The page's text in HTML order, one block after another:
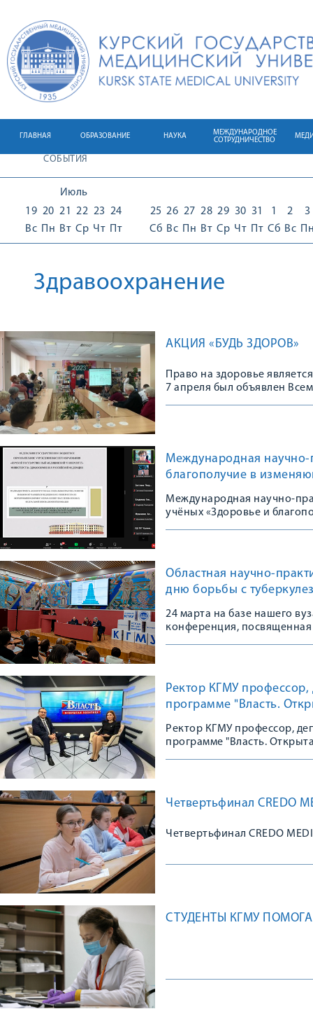
ГЛАВНАЯ ОБРАЗОВАНИЕ НАУКА
МЕЖДУНАРОДНОЕ
СОТРУДНИЧЕСТВО
СОБЫТИЯ
Июль
19
Вс
20
Пн
21
Вт
22
Ср
23
Чт
24
Пт
25
Сб
26
Вс
27
Пн
28
Вт
29
Ср
30
Чт
31
Пт
1
Сб
2
Вс
3
Здравоохранение
АКЦИЯ «БУДЬ ЗДОРОВ»
Право на здоровье
7 апреля был объявлен
Международная научно-
благополучие в
Международная научно-
учёных «Здоровье и
Областная научно-
дню борьбы с
перспективы»
24 марта на базе нашего
конференция,
Ректор КГМУ профессор,
программе "Власть.
Ректор КГМУ профессор,
программе "Власть.
Четвертьфинал CREDO
Четвертьфинал CREDO
СТУДЕНТЫ КГМУ